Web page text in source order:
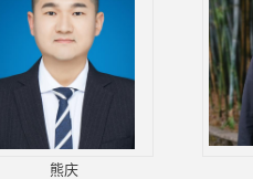
熊庆